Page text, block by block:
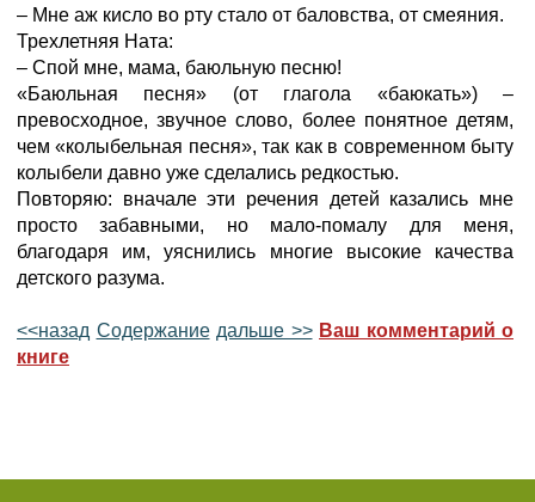
– Мне аж кисло во рту стало от баловства, от смеяния.
Трехлетняя Ната:
– Спой мне, мама, баюльную песню!
«Баюльная песня» (от глагола «баюкать») –
превосходное, звучное слово, более понятное детям,
чем «колыбельная песня», так как в современном быту
колыбели давно уже сделались редкостью.
Повторяю: вначале эти речения детей казались мне
просто забавными, но мало-помалу для меня,
благодаря им, уяснились многие высокие качества
детского разума.
<<назад Содержание дальше >> Ваш комментарий о
книге